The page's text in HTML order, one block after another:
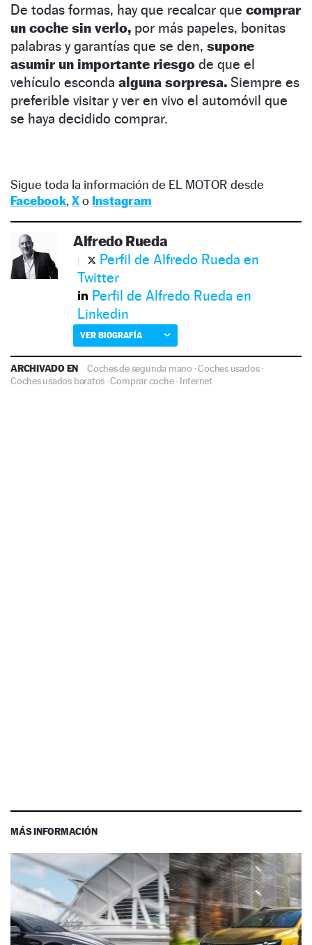
De todas formas, hay que recalcar que comprar
un coche sin verlo, por más papeles, bonitas
palabras y garantías que se den, supone
asumir un importante riesgo de que el
vehículo esconda alguna sorpresa. Siempre es
preferible visitar y ver en vivo el automóvil que
se haya decidido comprar.
Sigue toda la información de EL MOTOR desde
Facebook, Xo Instagram
Alfredo Rueda
Perfil de Alfredo Rueda en
Twitter
Perfil de Alfredo Rueda en
Linkedin
VER BIOGRAFÍA
ARCHIVADO EN Coches de segunda mano ·Coches usados·
Coches usados baratos ·Comprar coche· Internet
MÁS INFORMACIÓN